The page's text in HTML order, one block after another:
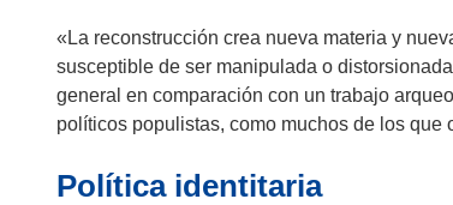
«La reconstrucción crea nueva materia y
susceptible de ser manipulada o
general en comparación con un trabajo
políticos populistas, como muchos de los que
Política identitaria